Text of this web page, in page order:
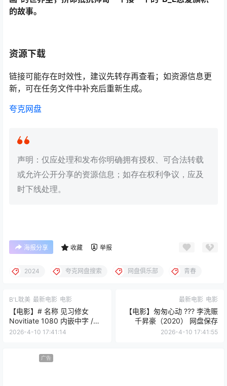
的故事。
资源下载
链接可能存在时效性，建议先转存再查看；如资源信息更
新，可在任务文件中补充后重新生成。
夸克网盘
声明：仅应处理和发布你明确拥有授权、可合法转载
或允许公开分享的资源信息；如存在权利争议，应及
时下线处理。
海报分享 收藏 举报
2024‎ 夸克网盘搜索 网盘俱乐部 青春
B'L耽美 最新电影 电影
【电影】# 名称 见习修女
Novitiate 1080 内嵌中字 /
（2017） 电影 电影 网盘保存
2026-4-10 17:41:14
最新电影 电影
【电影】匆匆心动 ??? 李洗赈
千昇豪（2020） 网盘保存
2026-4-10 17:41:55
广告